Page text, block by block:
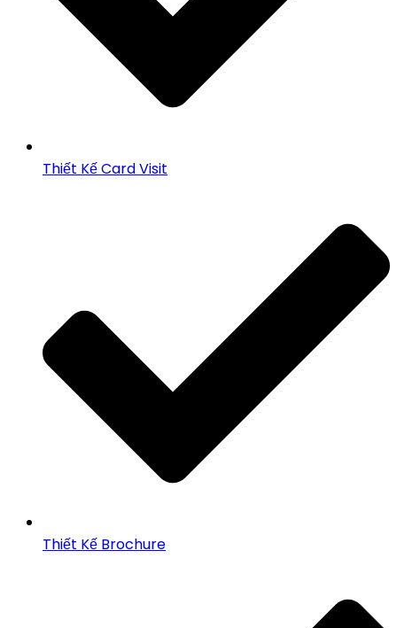
Thiết Kế Card Visit
Thiết Kế Brochure